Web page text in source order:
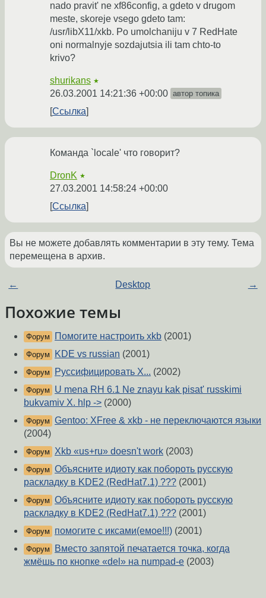
nado pravit' ne xf86config, a gdeto v drugom
meste, skoreje vsego gdeto tam:
/usr/libX11/xkb. Po umolchaniju v 7 RedHate
oni normalnyje sozdajutsia ili tam chto-to
krivo?
shurikans ★
26.03.2001 14:21:36 +00:00 автор топика
Ссылка
Команда `locale' что говорит?
DronK ★
27.03.2001 14:58:24 +00:00
Ссылка
Вы не можете добавлять комментарии в эту тему. Тема
перемещена в архив.
← Desktop →
Похожие темы
Форум Помогите настроить xkb (2001)
Форум KDE vs russian (2001)
Форум Руссифицировать Х... (2002)
Форум
U mena RH 6.1 Ne znayu kak pisat' russkimi
bukvamiv X. hlp -> (2000)
Форум Gentoo: XFree & xkb - не переключаются языки
(2004)
Форум Xkb «us+ru» doesn't work (2003)
Форум Объясните идиоту как побороть русскую
раскладку в KDE2 (RedHat7.1) ??? (2001)
Форум Объясните идиоту как побороть русскую
раскладку в KDE2 (RedHat7.1) ??? (2001)
Форум помогите с иксами(емое!!!) (2001)
Форум
Вместо запятой печатается точка, когда
жмёшь по кнопке «del» на numpad-е (2003)